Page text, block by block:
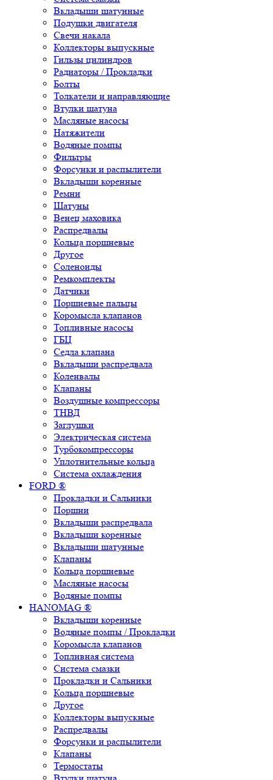
Вкладыши шатунные
Подушки двигателя
Свечи накала
Коллекторы выпускные
Гильзы цилиндров
Радиаторы / Прокладки
Болты
Толкатели и направляющие
Втулки шатуна
Масляные насосы
Натяжители
Водяные помпы
Фильтры
Форсунки и распылители
Вкладыши коренные
Ремни
Шатуны
Венец маховика
Распредвалы
Кольца поршневые
Другое
Соленоиды
Ремкомплекты
Датчики
Поршневые пальцы
Коромысла клапанов
Топливные насосы
ГБЦ
Седла клапана
Вкладыши распредвала
Коленвалы
Клапаны
Воздушные компрессоры
ТНВД
Заглушки
Электрическая система
Турбокомпрессоры
Уплотнительные кольца
Система охлаждения
FORD ®
Прокладки и Сальники
Поршни
Вкладыши распредвала
Вкладыши коренные
Вкладыши шатунные
Клапаны
Кольца поршневые
Масляные насосы
Водяные помпы
HANOMAG ®
Вкладыши коренные
Водяные помпы / Прокладки
Коромысла клапанов
Топливная система
Система смазки
Прокладки и Сальники
Кольца поршневые
Другое
Коллекторы выпускные
Распредвалы
Форсунки и распылители
Клапаны
Термостаты